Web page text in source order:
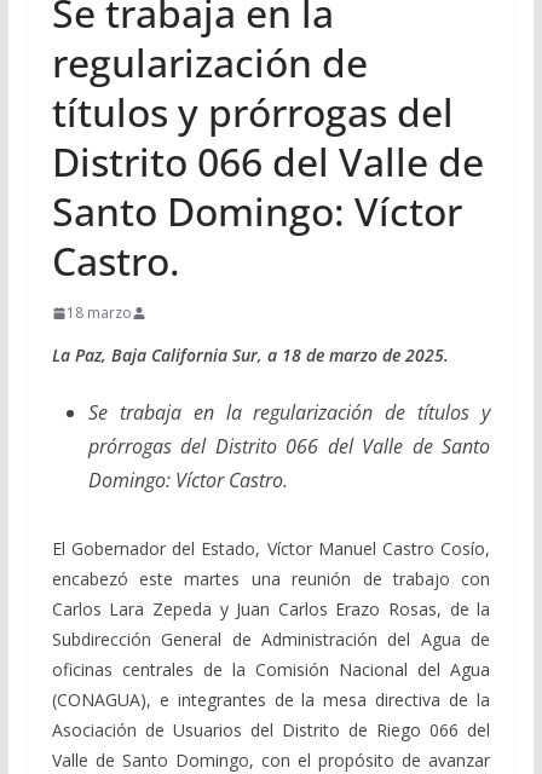
Se trabaja en la
regularización de
títulos y prórrogas del
Distrito 066 del Valle de
Santo Domingo: Víctor
Castro.
18 marzo
La Paz, Baja California Sur, a 18 de marzo de 2025.
Se trabaja en la regularización de títulos y
prórrogas del Distrito 066 del Valle de Santo
Domingo: Víctor Castro.
El Gobernador del Estado, Víctor Manuel Castro Cosío,
encabezó este martes una reunión de trabajo con
Carlos Lara Zepeda y Juan Carlos Erazo Rosas, de la
Subdirección General de Administración del Agua de
oficinas centrales de la Comisión Nacional del Agua
(CONAGUA), e integrantes de la mesa directiva de la
Asociación de Usuarios del Distrito de Riego 066 del
Valle de Santo Domingo, con el propósito de avanzar